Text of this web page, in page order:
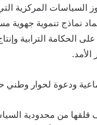
السياسات المركزية
نماذج تنموية جهوية
الحكامة الترابية
الأمد.
ودعوة لحوار وطني
قلقها من محدودية